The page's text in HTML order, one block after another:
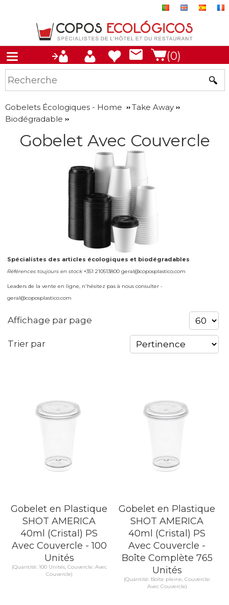
(0)
Gobelets Écologiques - Home
Take Away
Biodégradable
Gobelet Avec Couvercle
Spécialistes des articles écologiques et biodégradables
Références toujours en stock +351 210513800 geral@coposplastico.com
Leaders de la vente en ligne, n'hésitez pas à nous consulter -
geral@coposplastico.com
Affichage par page
Trier par
Gobelet en Plastique
SHOT AMERICA
40ml (Cristal) PS
Avec Couvercle - 100
Unités
(Quantité: 100 Unités, Couvercle: Avec
Couvercle)
Gobelet en Plastique
SHOT AMERICA
40ml (Cristal) PS
Avec Couvercle -
Boîte Complète 765
Unités
(Quantité: Boîte pleine, Couvercle:
Avec Couvercle)